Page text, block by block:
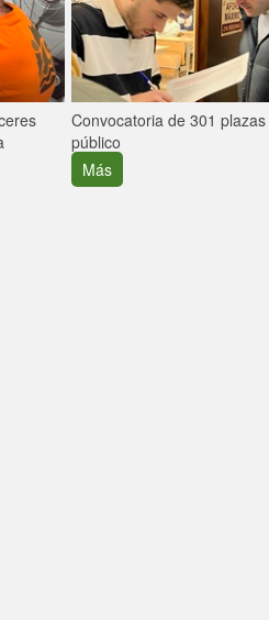
Convocatoria de 301
público
Más